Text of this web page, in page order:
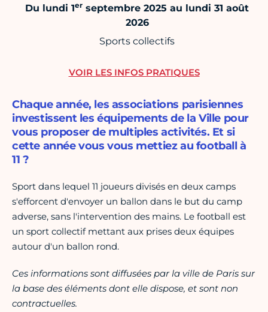
Du lundi 1er septembre 2025 au lundi 31 août
2026
Sports collectifs
Chaque année, les associations parisiennes
investissent les équipements de la Ville pour
vous proposer de multiples activités. Et si
cette année vous vous mettiez au football à
11 ?
Sport dans lequel 11 joueurs divisés en deux camps
s'efforcent d'envoyer un ballon dans le but du camp
adverse, sans l'intervention des mains. Le football est
un sport collectif mettant aux prises deux équipes
autour d'un ballon rond.
Ces informations sont diffusées par la ville de Paris sur
la base des éléments dont elle dispose, et sont non
contractuelles.
VOIR LES INFOS PRATIQUES